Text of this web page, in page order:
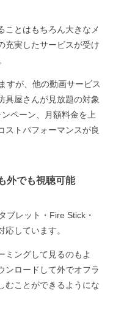
ことはもちろん大きなメ
充実したサービスが受け
すが、他の動画サービス
具屋さんが見放題の対象
ペーン、月額料金を上
ストパフォーマンスが良
外でも視聴可能
ブレット・Fire Stick・
しています。
ミングして見るのもよ
ンロードして外でオフラ
むことができるようにな